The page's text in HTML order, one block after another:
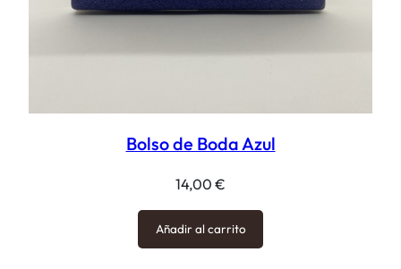
Bolso de Boda Azul
14,00 €
Añadir al carrito